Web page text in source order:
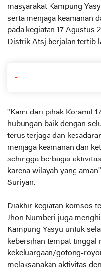
masyarakat Kampung
serta menjaga keamanan
pada kegiatan 17 Agustus
Distrik Atsj berjalan tertib
-
"Kami dari pihak Koramil
hubungan baik dengan
terus terjaga dan
menjaga keamanan dan
sehingga berbagai
karena wilayah yang
Suriyan.
Diakhir kegiatan komsos
Jhon Numberi juga
Kampung Yasyu untuk
kebersihan tempat tinggal
kekeluargaan/gotong-
melaksanakan aktivitas